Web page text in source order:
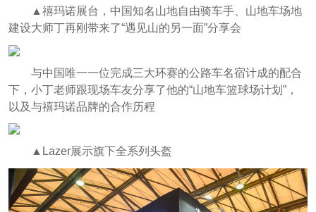
▲禧玛诺展台，中国知名山地自由骑车手、山地车场地
建设大师丁再刚带来了“遇见山的另一面”分享会
与中国唯一一位完成三大环赛的公路车名宿计成的配合
下，小丁老师跟现场车友分享了他的“山地车篮球场计划”，
以及与禧玛诺品牌的合作历程
▲Lazer展示旗下全系列头盔